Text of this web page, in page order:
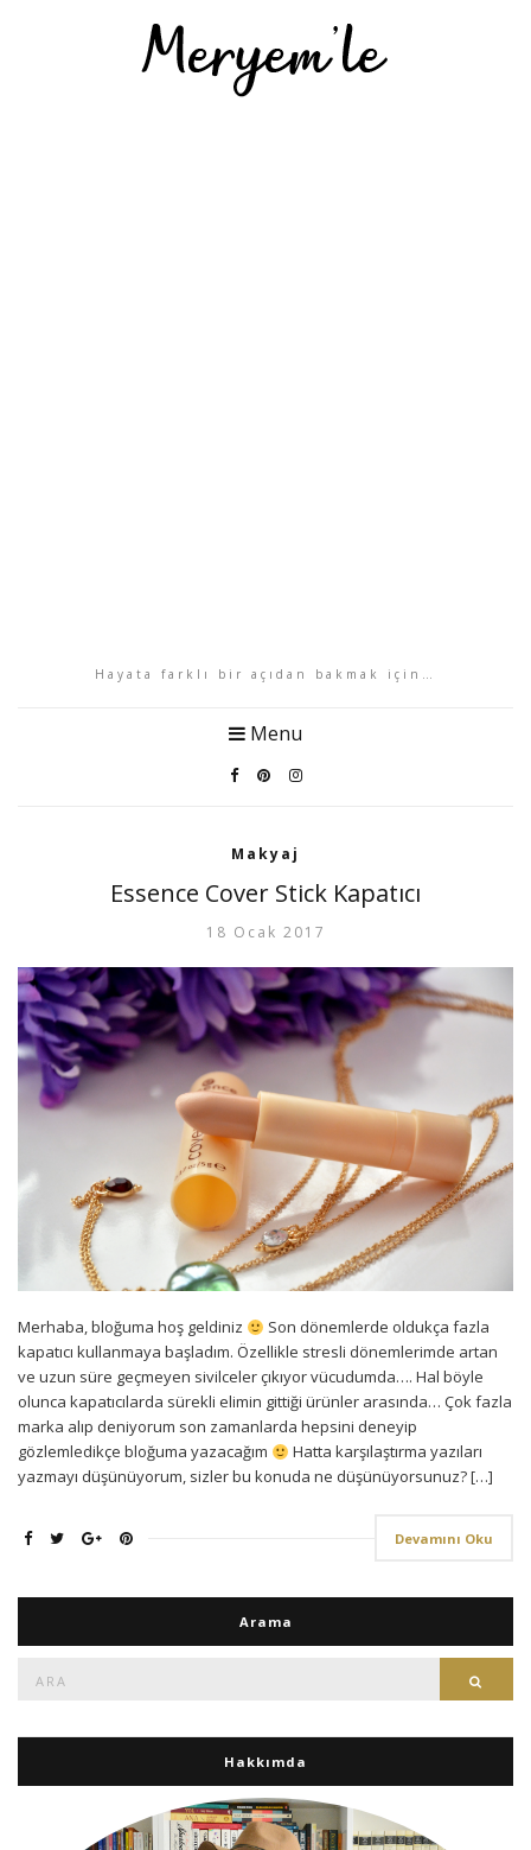
Hayata farklı bir açıdan bakmak için…
Menu
Makyaj
Essence Cover Stick Kapatıcı
18 Ocak 2017
Merhaba, bloğuma hoş geldiniz
Son dönemlerde oldukça fazla
kapatıcı kullanmaya başladım. Özellikle stresli dönemlerimde artan
ve uzun süre geçmeyen sivilceler çıkıyor vücudumda…. Hal böyle
olunca kapatıcılarda sürekli elimin gittiği ürünler arasında… Çok fazla
marka alıp deniyorum son zamanlarda hepsini deneyip
gözlemledikçe bloğuma yazacağım
Hatta karşılaştırma yazıları
yazmayı düşünüyorum, sizler bu konuda ne düşünüyorsunuz? […]
Devamını Oku
Arama
Hakkımda